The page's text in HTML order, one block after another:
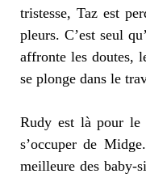
tristesse, Taz est
pleurs. C’est seul
affronte les doutes,
se plonge dans le
Rudy est là pour le
s’occuper de
meilleure des baby-